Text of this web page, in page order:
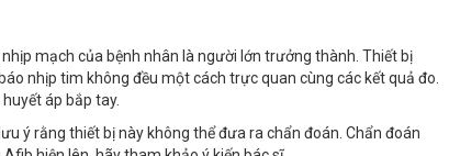
mạch của bệnh nhân là người lớn trưởng thành. Thiết bị
nhịp tim không đều một cách trực quan cùng các kết quả đo.
áp bắp tay.
ý rằng thiết bị này không thể đưa ra chẩn đoán. Chẩn đoán